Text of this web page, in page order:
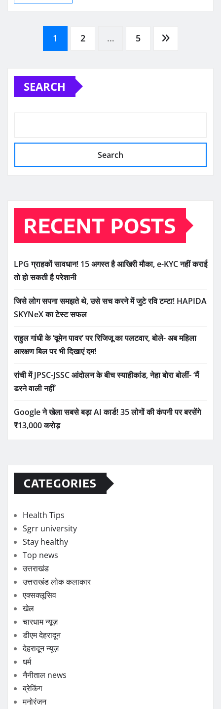
Posts
pagination
1 2 … 5
SEARCH
Search
RECENT POSTS
LPG ग्राहकों सावधान! 15 अगस्त है आखिरी मौका, e-KYC नहीं कराई
तो हो सकती है परेशानी
जिसे लोग सपना समझते थे, उसे सच करने में जुटे रवि टम्टा! HAPIDA
SKYNeX का टेस्ट सफल
राहुल गांधी के ‘वूमेन पावर’ पर रिजिजू का पलटवार, बोले- अब महिला
आरक्षण बिल पर भी दिखाएं दम!
रांची में JPSC-JSSC आंदोलन के बीच स्याहीकांड, नेहा बोरा बोलीं- ‘मैं
डरने वाली नहीं’
Google ने खेला सबसे बड़ा AI कार्ड! 35 लोगों की कंपनी पर बरसेंगे
₹13,000 करोड़
CATEGORIES
Health Tips
Sgrr university
Stay healthy
Top news
उत्तराखंड
उत्तराखंड लोक कलाकार
एक्सक्लूसिव
खेल
चारधाम न्यूज़
डीएम देहरादून
देहरादून न्यूज़
धर्म
नैनीताल news
ब्रेकिंग
मनोरंजन